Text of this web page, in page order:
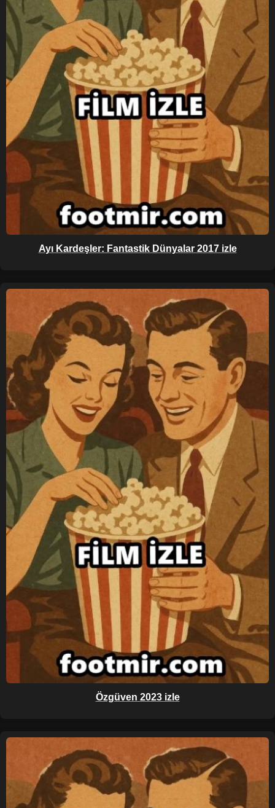
Ayı Kardeşler: Fantastik Dünyalar 2017 izle
Özgüven 2023 izle